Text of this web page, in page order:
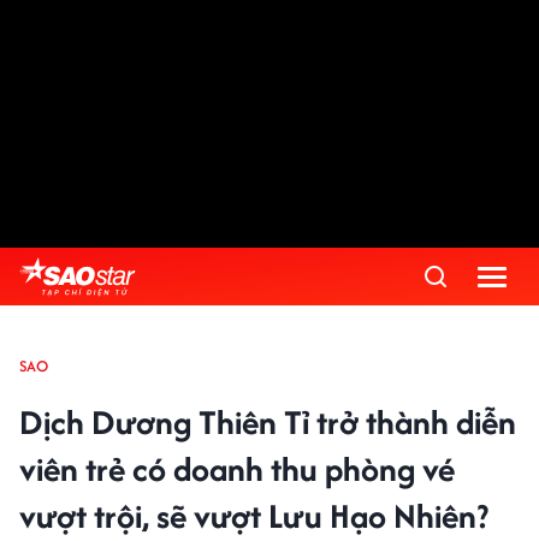
SAO
Dịch Dương Thiên Tỉ trở thành diễn
viên trẻ có doanh thu phòng vé
vượt trội, sẽ vượt Lưu Hạo Nhiên?